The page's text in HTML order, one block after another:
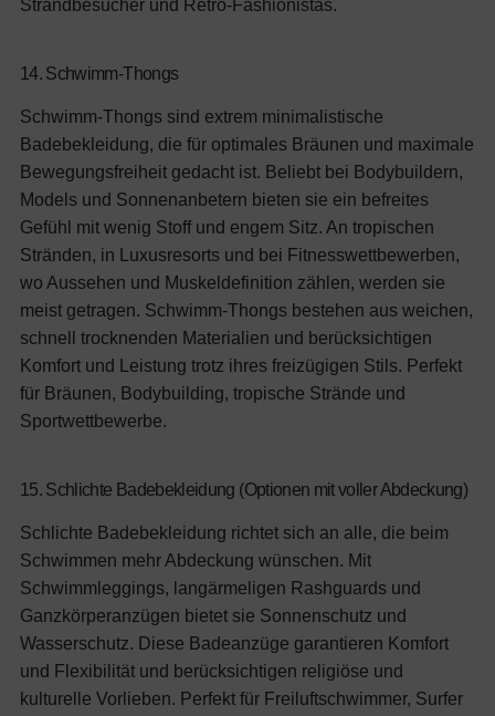
Strandbesucher und Retro-Fashionistas.
14. Schwimm-Thongs
Schwimm-Thongs sind extrem minimalistische
Badebekleidung, die für optimales Bräunen und maximale
Bewegungsfreiheit gedacht ist. Beliebt bei Bodybuildern,
Models und Sonnenanbetern bieten sie ein befreites
Gefühl mit wenig Stoff und engem Sitz. An tropischen
Stränden, in Luxusresorts und bei Fitnesswettbewerben,
wo Aussehen und Muskeldefinition zählen, werden sie
meist getragen. Schwimm-Thongs bestehen aus weichen,
schnell trocknenden Materialien und berücksichtigen
Komfort und Leistung trotz ihres freizügigen Stils. Perfekt
für Bräunen, Bodybuilding, tropische Strände und
Sportwettbewerbe.
15. Schlichte Badebekleidung (Optionen mit voller Abdeckung)
Schlichte Badebekleidung richtet sich an alle, die beim
Schwimmen mehr Abdeckung wünschen. Mit
Schwimmleggings, langärmeligen Rashguards und
Ganzkörperanzügen bietet sie Sonnenschutz und
Wasserschutz. Diese Badeanzüge garantieren Komfort
und Flexibilität und berücksichtigen religiöse und
kulturelle Vorlieben. Perfekt für Freiluftschwimmer, Surfer